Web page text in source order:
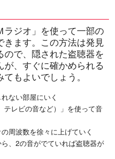
ラジオ」を使って一部の
ます。この方法は発見
で、隠された盗聴器を
、すぐに確かめられる
もよいでしょう。
ない部屋にいく
テレビの音など）」を使って音
周波数を徐々に上げていく
、2の音がでていれば盗聴器が